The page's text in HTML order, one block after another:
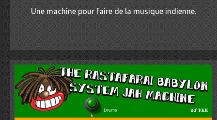
Une machine pour faire de la musique indienne.